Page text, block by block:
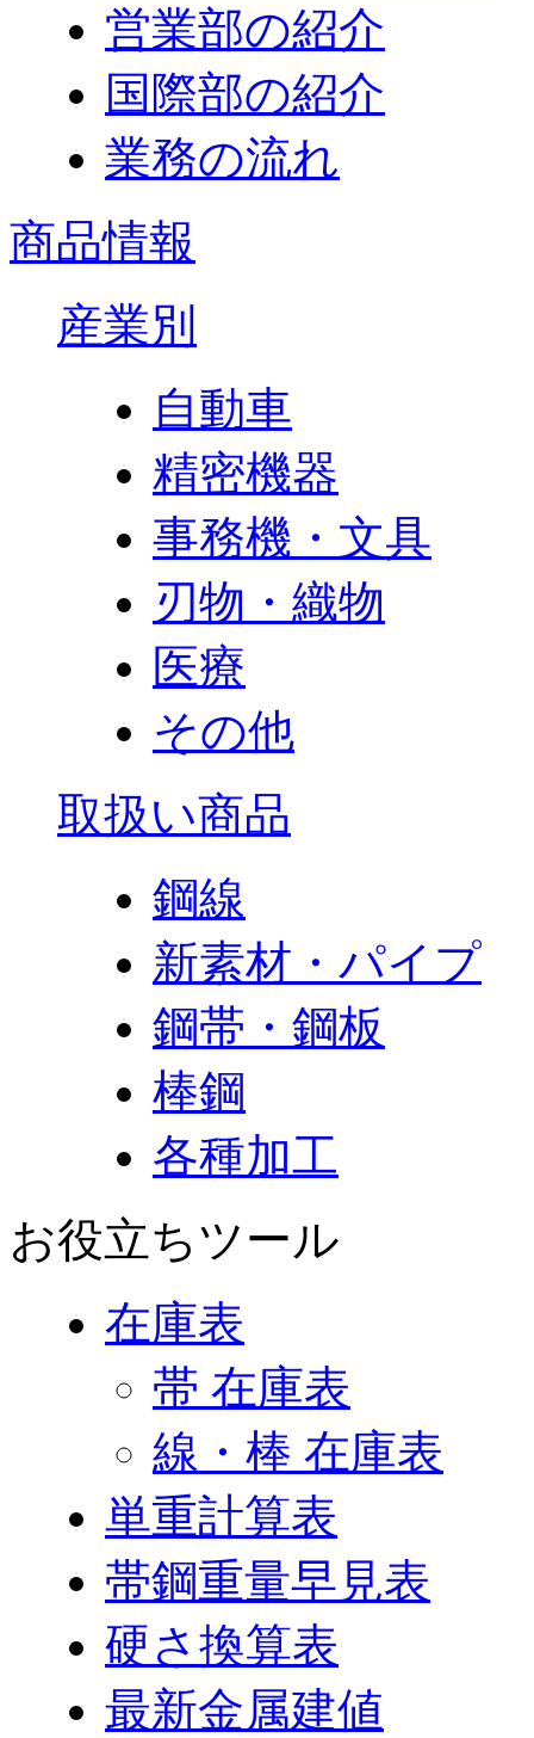
営業部の紹介
国際部の紹介
業務の流れ
商品情報
産業別
自動車
精密機器
事務機・文具
刃物・織物
医療
その他
取扱い商品
鋼線
新素材・パイプ
鋼帯・鋼板
棒鋼
各種加工
お役立ちツール
在庫表
帯 在庫表
線・棒 在庫表
単重計算表
帯鋼重量早見表
硬さ換算表
最新金属建値